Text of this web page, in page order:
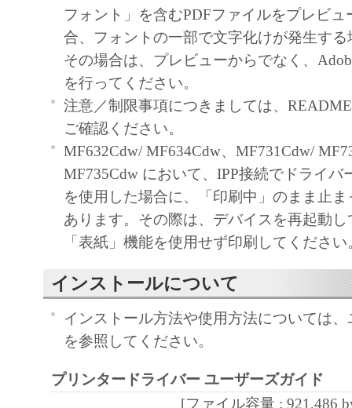
ヤノンのライセンサーのいかなる知的財産
と黙示たるとを問わず、本契約書によって
るいは許諾されるものではありません。
２．制限
(1) お客様は、再使用許諾、譲渡、販売、
くは貸与その他の方法により、第三者に「
ア」を使用させることはできません。
(2) お客様は、「本ソフトウェア」の全部
正、改変、逆コンパイル、逆アセンブル、
エンジニアリング等することはできません
このような行為をさせてはなりません。
３．著作権表示
お客様は、「本ソフトウェア」に含まれる
キヤノンのライセンサーの著作権表示を変
４．所有権
フォント」を含むPDFファイルをプレビ
合、フォントの一部で文字化けが発生す
その場合は、プレビューからでなく、
を行ってください。
注意／制限事項につきましては、
ご確認ください。
MF632Cdw/ MF634Cdw、MF731Cdw/
MF735Cdw において、IPP接続でドライバ
を使用した場合に、「印刷中」のまま止
あります。その際は、デバイスを再起動
「表紙」機能を使用せず印刷してください
インストールについて
インストール方法や使用方法については
を参照してください。
プリンタードライバー ユーザーズガイド
[ファイル容量 : 921,486